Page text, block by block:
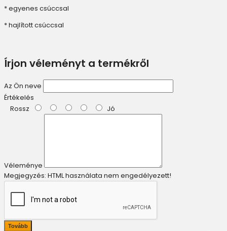
* egyenes csúccsal
* hajlított csúccsal
Írjon véleményt a termékről
Az Ön neve
Értékelés
Rossz
Jó
Véleménye
Megjegyzés: HTML használata nem engedélyezett!
Tovább